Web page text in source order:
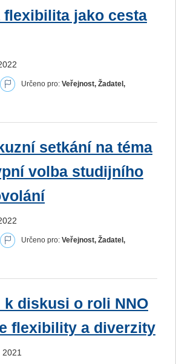
flexibilita jako cesta
Určeno pro: Veřejnost, Žadatel,
setkání na téma
volba studijního
Určeno pro: Veřejnost, Žadatel,
diskusi o roli NNO
flexibility a diverzity